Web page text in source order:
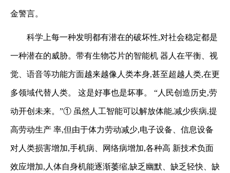
金警言。
科学上每一种发明都有潜在的破坏性,对社会稳定都是
一种潜在的威胁。带有生物芯片的智能机 器人在平衡、视
觉、语音等功能方面越来越像人类本身,甚至超越人类,在更
多领域代替人类。 这是好事也是坏事。 “人民创造历史,劳
动开创未来。”① 虽然人工智能可以解放体能,减少疾病,提
高劳动生产 率,但由于体力劳动减少,电子设备、信息设备
对人类损害增加,手机病、网络病增加,各种高 新技术负面
效应增加,人体自身机能逐渐萎缩,缺乏幽默、缺乏轻快、缺